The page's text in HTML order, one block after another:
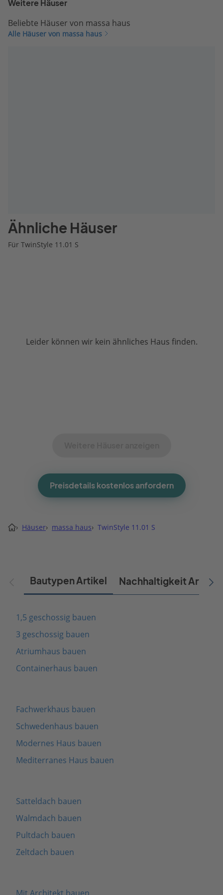
Weitere Häuser
Beliebte Häuser von massa haus
Alle Häuser von massa haus
Ähnliche Häuser
Für TwinStyle 11.01 S
Leider können wir kein ähnliches Haus finden.
Preisdetails kostenlos anfordern
› Häuser› massa haus› TwinStyle 11.01 S
Bautypen Artikel Nachhaltigkeit Artikel
1,5 geschossig bauen
3 geschossig bauen
Atriumhaus bauen
Containerhaus bauen
Fachwerkhaus bauen
Schwedenhaus bauen
Modernes Haus bauen
Mediterranes Haus bauen
Satteldach bauen
Walmdach bauen
Pultdach bauen
Zeltdach bauen